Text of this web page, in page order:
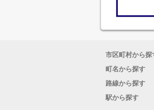
市区町村から探
町名から探す
路線から探す
駅から探す